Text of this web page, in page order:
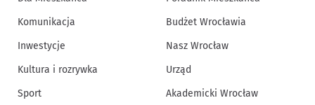
Komunikacja
Inwestycje
Kultura i rozrywka
Sport
Budżet Wrocławia
Nasz Wrocław
Urząd
Akademicki Wrocław